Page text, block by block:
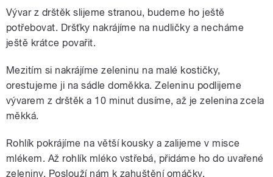
Vývar z drštěk slijeme stranou, budeme ho ještě
potřebovat. Dršťky nakrájíme na nudličky a necháme
ještě krátce povařit.
Mezitím si nakrájíme zeleninu na malé kostičky,
orestujeme ji na sádle doměkka. Zeleninu podlijeme
vývarem z drštěk a 10 minut dusíme, až je zelenina zcela
měkká.
Rohlík pokrájíme na větší kousky a zalijeme v misce
mlékem. Až rohlík mléko vstřebá, přidáme ho do uvařené
zeleniny. Poslouží nám k zahuštění omáčky.